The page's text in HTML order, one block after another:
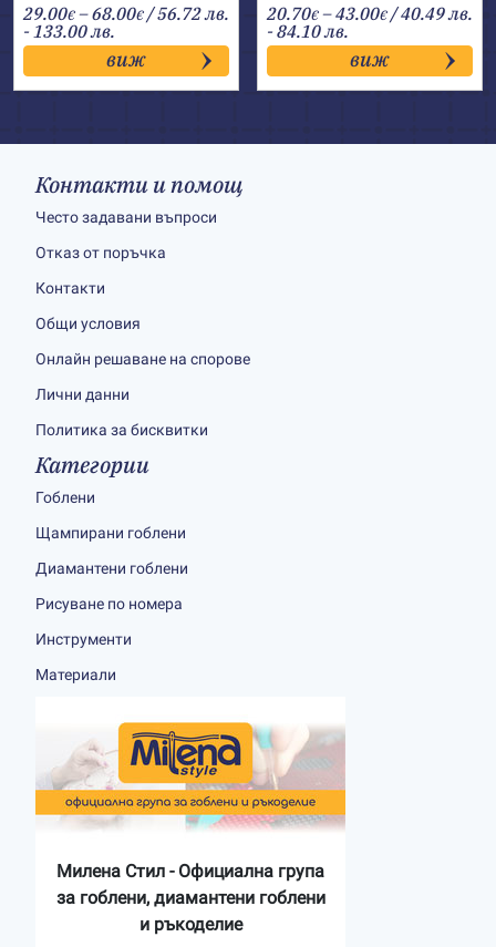
29.00€ –68.00€Price
range:
29.00€
through
68.00€
/ 56.72 лв.
- 133.00 лв.
виж
20.70€ –43.00€Price
range:
20.70€
through
43.00€
/ 40.49 лв.
- 84.10 лв.
виж
Контакти и помощ
Често задавани въпроси
Отказ от поръчка
Контакти
Общи условия
Онлайн решаване на спорове
Лични данни
Политика за бисквитки
Категории
Гоблени
Щампирани гоблени
Диамантени гоблени
Рисуване по номера
Инструменти
Материали
Милена Стил - Официална група
за гоблени, диамантени гоблени
и ръкоделие